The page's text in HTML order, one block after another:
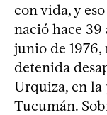
con vida, y
nació hace 39
junio de 1976,
detenida
Urquiza, en
Tucumán.